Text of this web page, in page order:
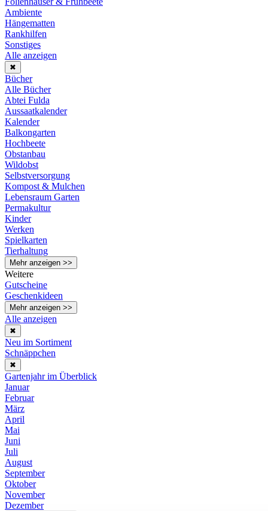
Ambiente
Hängematten
Rankhilfen
Sonstiges
Alle anzeigen
✖
Bücher
Alle Bücher
Abtei Fulda
Aussaatkalender
Kalender
Balkongarten
Hochbeete
Obstanbau
Wildobst
Selbstversorgung
Kompost & Mulchen
Lebensraum Garten
Permakultur
Kinder
Werken
Spielkarten
Tierhaltung
Mehr anzeigen >>
Weitere
Gutscheine
Geschenkideen
Mehr anzeigen >>
Alle anzeigen
✖
Neu im Sortiment
Schnäppchen
✖
Gartenjahr im Überblick
Januar
Februar
März
April
Mai
Juni
Juli
August
September
Oktober
November
Dezember